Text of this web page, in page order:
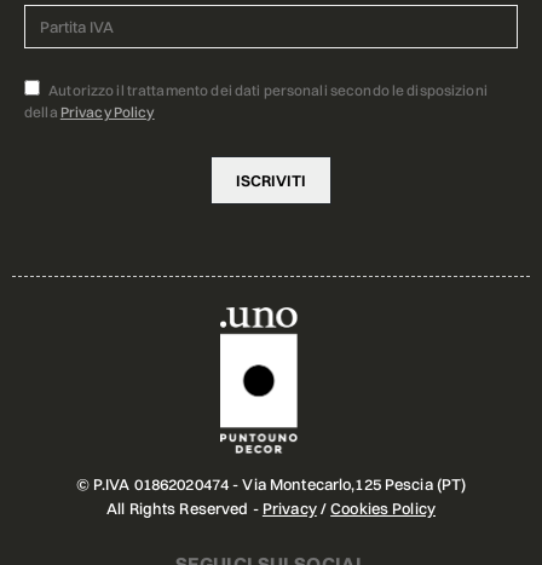
Autorizzo il trattamento dei dati personali secondo le disposizioni
della Privacy Policy
© P.IVA 01862020474 - Via Montecarlo,125 Pescia (PT)
All Rights Reserved - Privacy/Cookies Policy